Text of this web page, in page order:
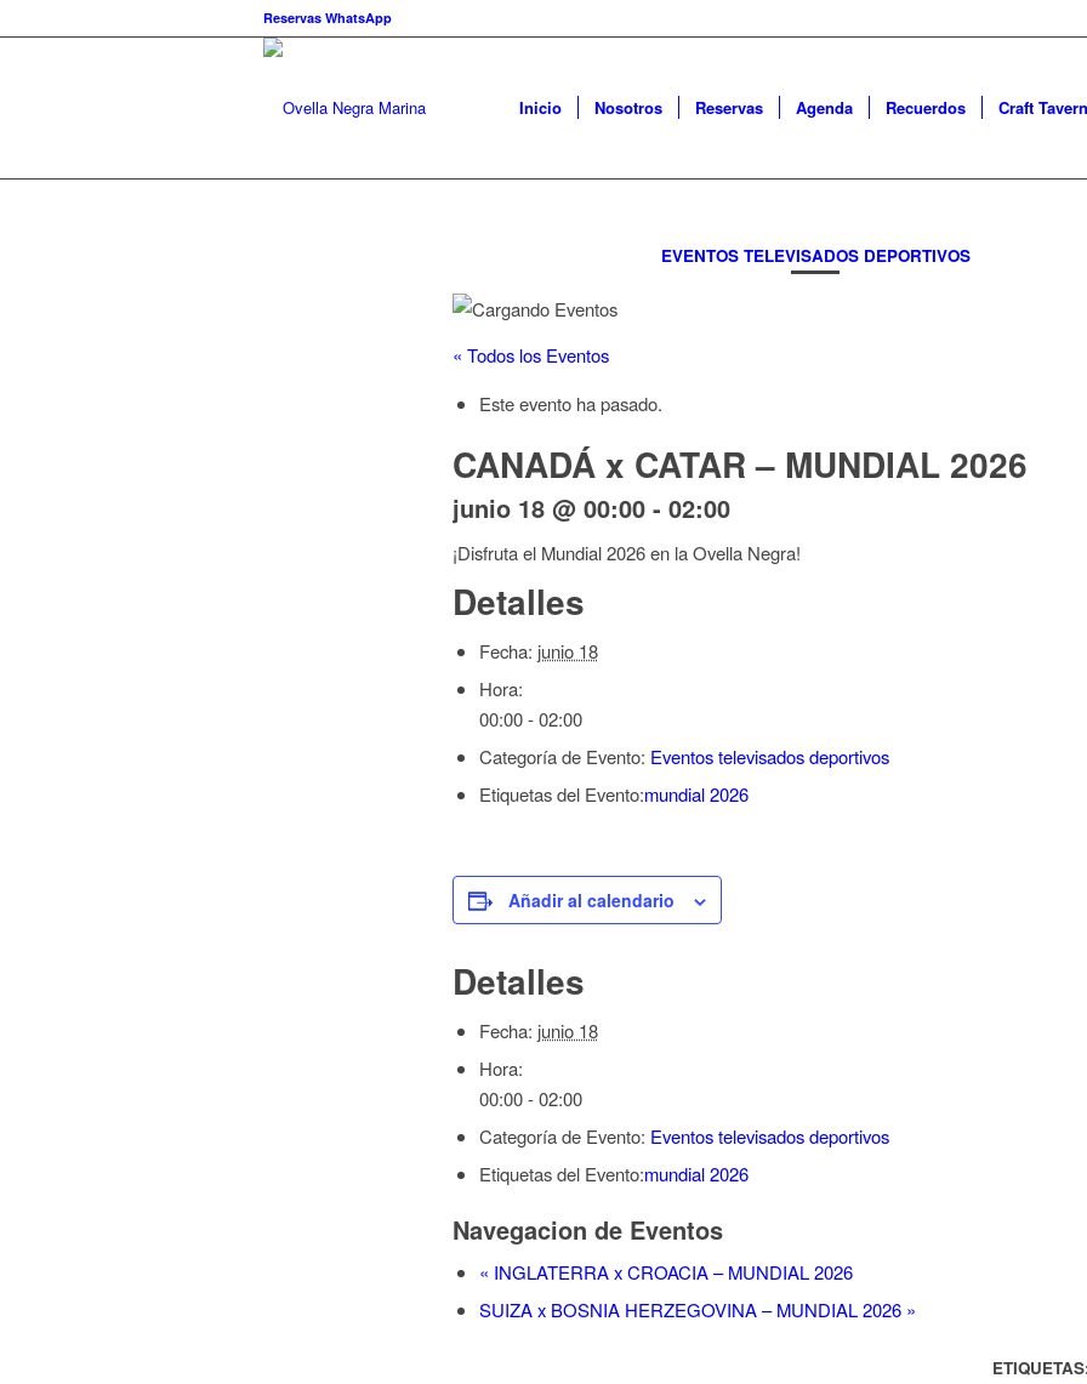
Reservas WhatsApp
Inicio Nosotros Reservas Agenda Recuerdos Craft Tavern
EVENTOS TELEVISADOS DEPORTIVOS
« Todos los Eventos
Este evento ha pasado.
CANADÁ x CATAR – MUNDIAL 2026
junio 18 @ 00:00 - 02:00
¡Disfruta el Mundial 2026 en la Ovella Negra!
Detalles
Fecha: junio 18
Hora:
00:00 - 02:00
Categoría de Evento: Eventos televisados deportivos
Etiquetas del Evento:mundial 2026
Añadir al calendario
Detalles
Fecha: junio 18
Hora:
00:00 - 02:00
Categoría de Evento: Eventos televisados deportivos
Etiquetas del Evento:mundial 2026
Navegacion de Eventos
« INGLATERRA x CROACIA – MUNDIAL 2026
SUIZA x BOSNIA HERZEGOVINA – MUNDIAL 2026 »